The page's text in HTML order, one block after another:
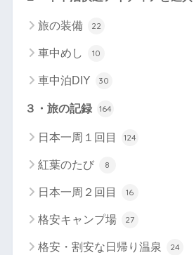
旅の装備 22
車中めし 10
車中泊DIY 30
３・旅の記録 164
日本一周１回目 124
紅葉のたび 8
日本一周２回目 16
格安キャンプ場 27
格安・割安な日帰り温泉 24